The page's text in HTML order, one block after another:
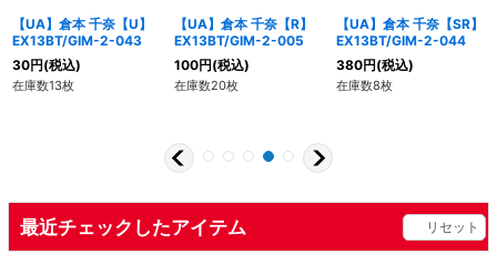
【UA】倉本 千奈【U】
EX13BT/GIM-2-043
30円(税込)
在庫数13枚
【UA】倉本 千奈【R】
EX13BT/GIM-2-005
100円(税込)
在庫数20枚
【UA】倉本 千奈【SR】
EX13BT/GIM-2-044
380円(税込)
在庫数8枚
最近チェックしたアイテム リセット